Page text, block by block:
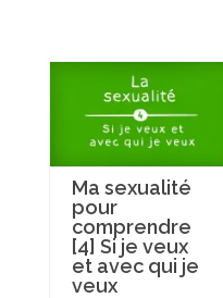
Ma sexualité
pour
comprendre
[4] Si je veux
et avec qui je
veux